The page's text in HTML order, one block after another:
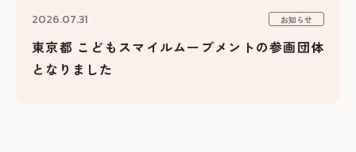
2026.07.31 お知らせ
東京都 こどもスマイルムーブメントの参画団体
となりました